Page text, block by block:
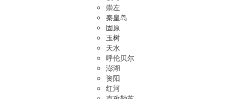
崇左
秦皇岛
固原
玉树
天水
呼伦贝尔
澎湖
资阳
红河